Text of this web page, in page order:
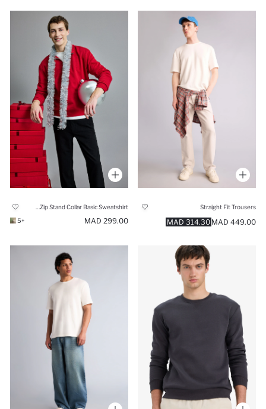
Straight Fit Trousers
314.30 MAD 449.00 MAD
299.00 MAD
+5